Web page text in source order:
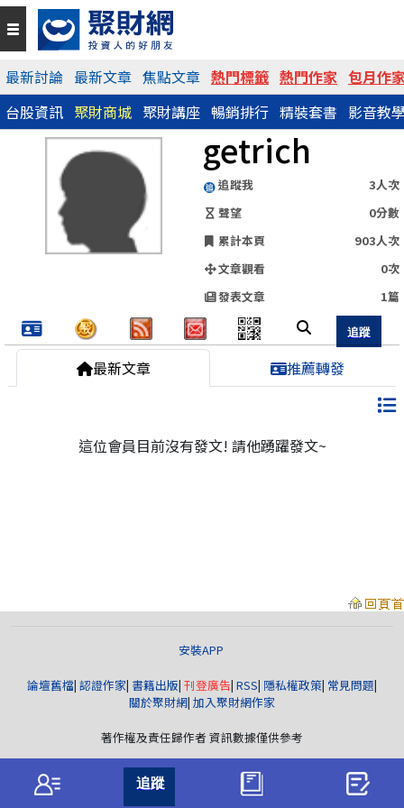
最新討論 最新文章 焦點文章 熱門標籤 熱門作家 包月作
台股資訊 聚財商城 聚財講座 暢銷排行 精裝套書 影音教
getrich
追蹤我
3人次
聲望
0分數
累計本頁
903人次
文章觀看
0次
發表文章
1篇
QR Code
https://www.wearn.com/blog.asp?id=122521
分享網址
最新文章 推薦轉發
這位會員目前沒有發文! 請他踴躍發文~
安裝APP
論壇舊檔| 認證作家| 書籍出版| 刊登廣告| RSS| 隱私權政策| 常見問題|
關於聚財網| 加入聚財網作家
著作權及責任歸作者 資訊數據僅供參考
版權所有© wearn.com All Rights Reserved.